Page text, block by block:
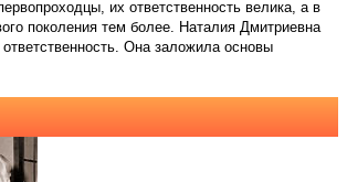
их ответственность велика, а в
поколения тем более. Наталия Дмитриевна
Она заложила основы